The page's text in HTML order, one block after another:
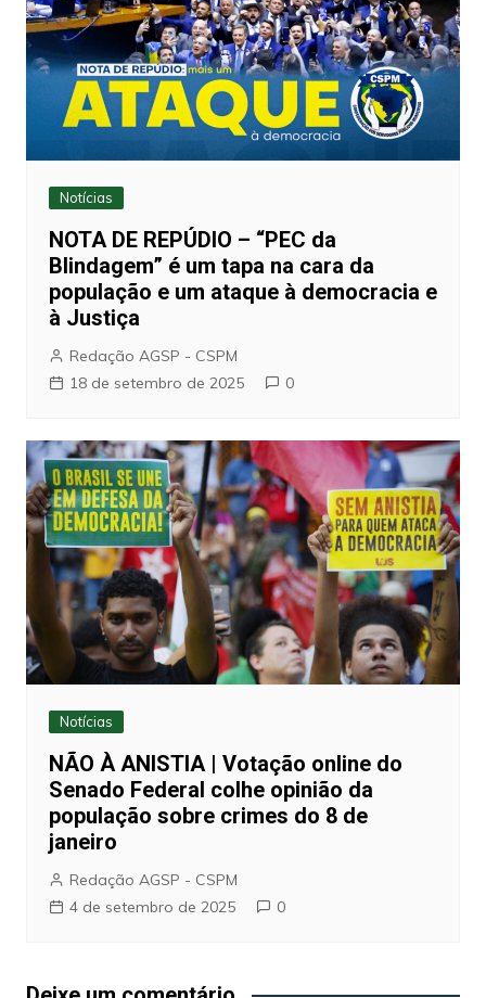
Notícias
NOTA DE REPÚDIO – “PEC da
Blindagem” é um tapa na cara da
população e um ataque à democracia e
à Justiça
Redação AGSP - CSPM
18 de setembro de 2025
0
Notícias
NÃO À ANISTIA | Votação online do
Senado Federal colhe opinião da
população sobre crimes do 8 de
janeiro
Redação AGSP - CSPM
4 de setembro de 2025
0